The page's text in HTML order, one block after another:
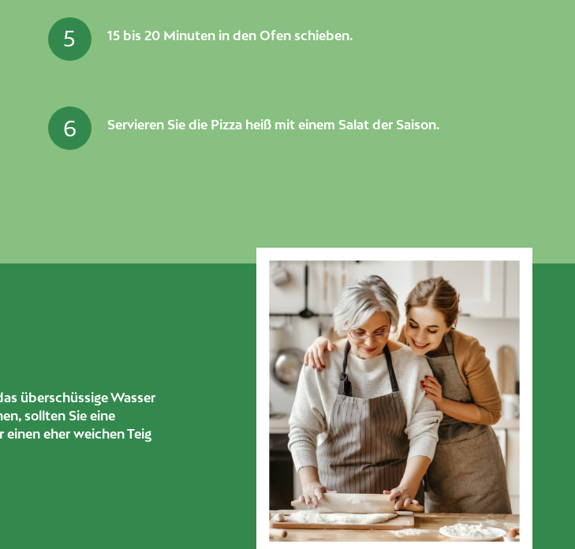
5 15 bis 20 Minuten in den Ofen schieben.
6 Servieren Sie die Pizza heiß mit einem Salat der Saison.
überschüssige Wasser
sollten Sie eine
eher weichen Teig